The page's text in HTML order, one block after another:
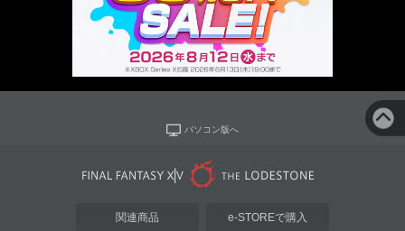
パソコン版へ
関連商品 e-STOREで購入